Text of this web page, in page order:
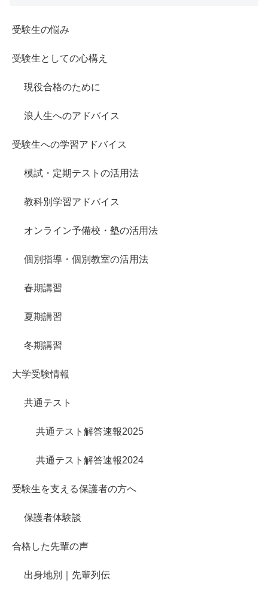
受験生の悩み
受験生としての心構え
現役合格のために
浪人生へのアドバイス
受験生への学習アドバイス
模試・定期テストの活用法
教科別学習アドバイス
オンライン予備校・塾の活用法
個別指導・個別教室の活用法
春期講習
夏期講習
冬期講習
大学受験情報
共通テスト
共通テスト解答速報2025
共通テスト解答速報2024
受験生を支える保護者の方へ
保護者体験談
合格した先輩の声
出身地別｜先輩列伝